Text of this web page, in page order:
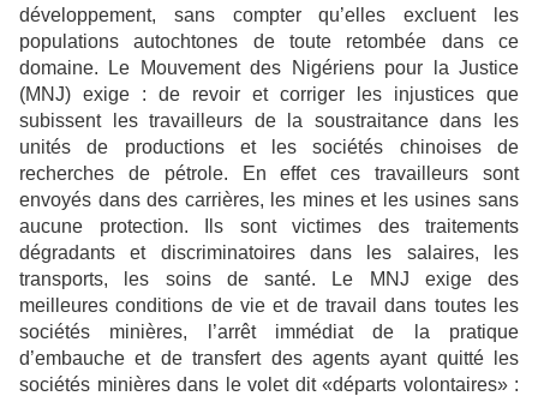
développement, sans compter qu’elles excluent les
populations autochtones de toute retombée dans ce
domaine. Le Mouvement des Nigériens pour la Justice
(MNJ) exige : de revoir et corriger les injustices que
subissent les travailleurs de la soustraitance dans les
unités de productions et les sociétés chinoises de
recherches de pétrole. En effet ces travailleurs sont
envoyés dans des carrières, les mines et les usines sans
aucune protection. Ils sont victimes des traitements
dégradants et discriminatoires dans les salaires, les
transports, les soins de santé. Le MNJ exige des
meilleures conditions de vie et de travail dans toutes les
sociétés minières, l’arrêt immédiat de la pratique
d’embauche et de transfert des agents ayant quitté les
sociétés minières dans le volet dit «départs volontaires» :